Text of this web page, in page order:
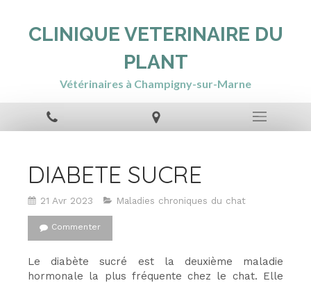
CLINIQUE VETERINAIRE DU
PLANT
Vétérinaires à Champigny-sur-Marne
DIABETE SUCRE
21 Avr 2023 Maladies chroniques du chat
Commenter
Le diabète sucré est la deuxième maladie
hormonale la plus fréquente chez le chat. Elle